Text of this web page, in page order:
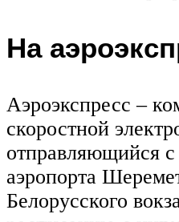
На
Аэроэкспресс –
скоростной
отправляющийся с
аэропорта
Белорусского